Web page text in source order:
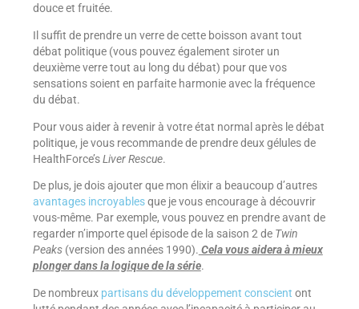
douce et fruitée.
Il suffit de prendre un verre de cette boisson avant tout
débat politique (vous pouvez également siroter un
deuxième verre tout au long du débat) pour que vos
sensations soient en parfaite harmonie avec la fréquence
du débat.
Pour vous aider à revenir à votre état normal après le débat
politique, je vous recommande de prendre deux gélules de
HealthForce’sLiver Rescue.
De plus, je dois ajouter que mon élixir a beaucoup d’autres
avantages incroyablesque je vous encourage à découvrir
vous-même. Par exemple, vous pouvez en prendre avant de
regarder n’importe quel épisode de la saison 2 de Twin
Peaks(version des années 1990). Cela vous aidera à mieux
plonger dans la logique de la série.
De nombreux partisans du développement conscient ont